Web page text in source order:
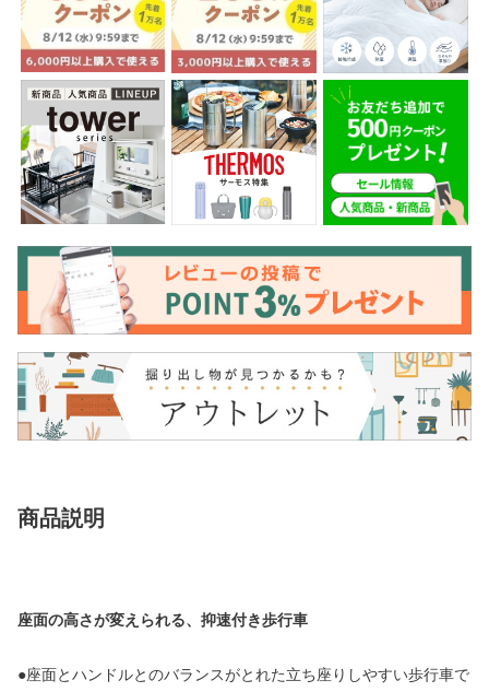
商品説明
座面の高さが変えられる、抑速付き歩行車
●座面とハンドルとのバランスがとれた立ち座りしやすい歩行車で